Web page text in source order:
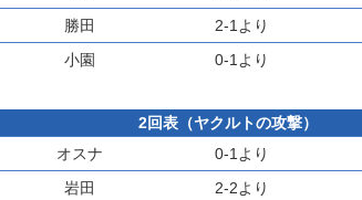
勝田 2-1より
小園 0-1より
2回表（ヤクルトの攻撃）
オスナ 0-1より
岩田 2-2より